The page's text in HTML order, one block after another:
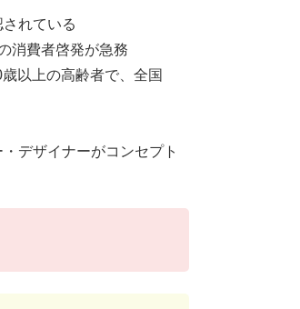
れている
消費者啓発が急務
以上の高齢者で、全国
デザイナーがコンセプト